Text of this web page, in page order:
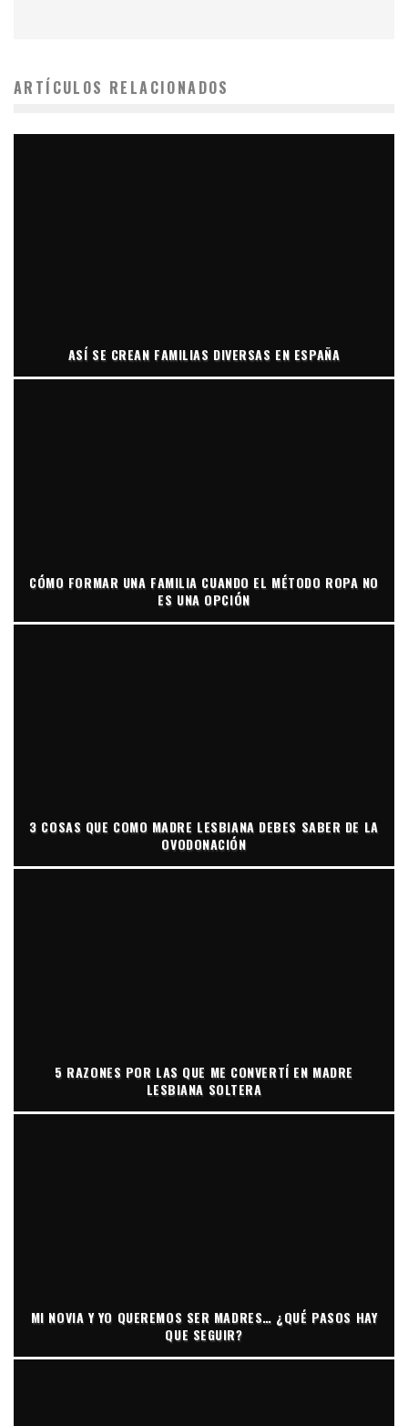
ARTÍCULOS RELACIONADOS
ASÍ SE CREAN FAMILIAS DIVERSAS EN ESPAÑA
CÓMO FORMAR UNA FAMILIA CUANDO EL MÉTODO ROPA NO
ES UNA OPCIÓN
3 COSAS QUE COMO MADRE LESBIANA DEBES SABER DE LA
OVODONACIÓN
5 RAZONES POR LAS QUE ME CONVERTÍ EN MADRE
LESBIANA SOLTERA
MI NOVIA Y YO QUEREMOS SER MADRES… ¿QUÉ PASOS HAY
QUE SEGUIR?